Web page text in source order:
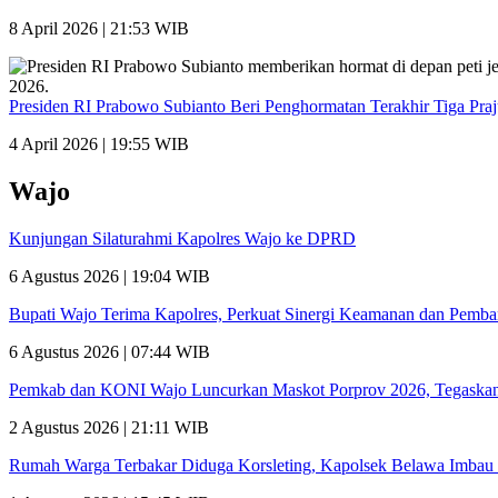
8 April 2026 | 21:53 WIB
Presiden RI Prabowo Subianto Beri Penghormatan Terakhir Tiga
4 April 2026 | 19:55 WIB
Wajo
Kunjungan Silaturahmi Kapolres Wajo ke DPRD
6 Agustus 2026 | 19:04 WIB
Bupati Wajo Terima Kapolres, Perkuat Sinergi Keamanan dan
6 Agustus 2026 | 07:44 WIB
Pemkab dan KONI Wajo Luncurkan Maskot Porprov 2026,
2 Agustus 2026 | 21:11 WIB
Rumah Warga Terbakar Diduga Korsleting, Kapolsek Belawa